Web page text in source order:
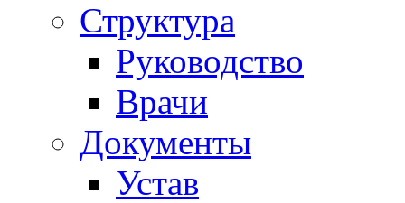
Структура
Руководство
Врачи
Документы
Устав